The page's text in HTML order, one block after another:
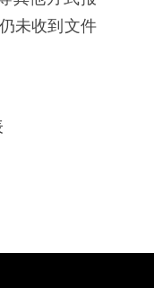
未收到文件